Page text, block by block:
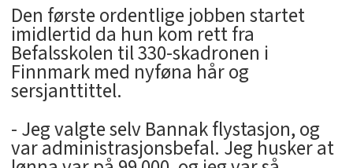
Den første ordentlige jobben startet
imidlertid da hun kom rett fra
Befalsskolen til 330-skadronen i
Finnmark med nyføna hår og
sersjanttittel.
­- Jeg valgte selv Bannak flystasjon, og
var administrasjonsbefal. Jeg husker at